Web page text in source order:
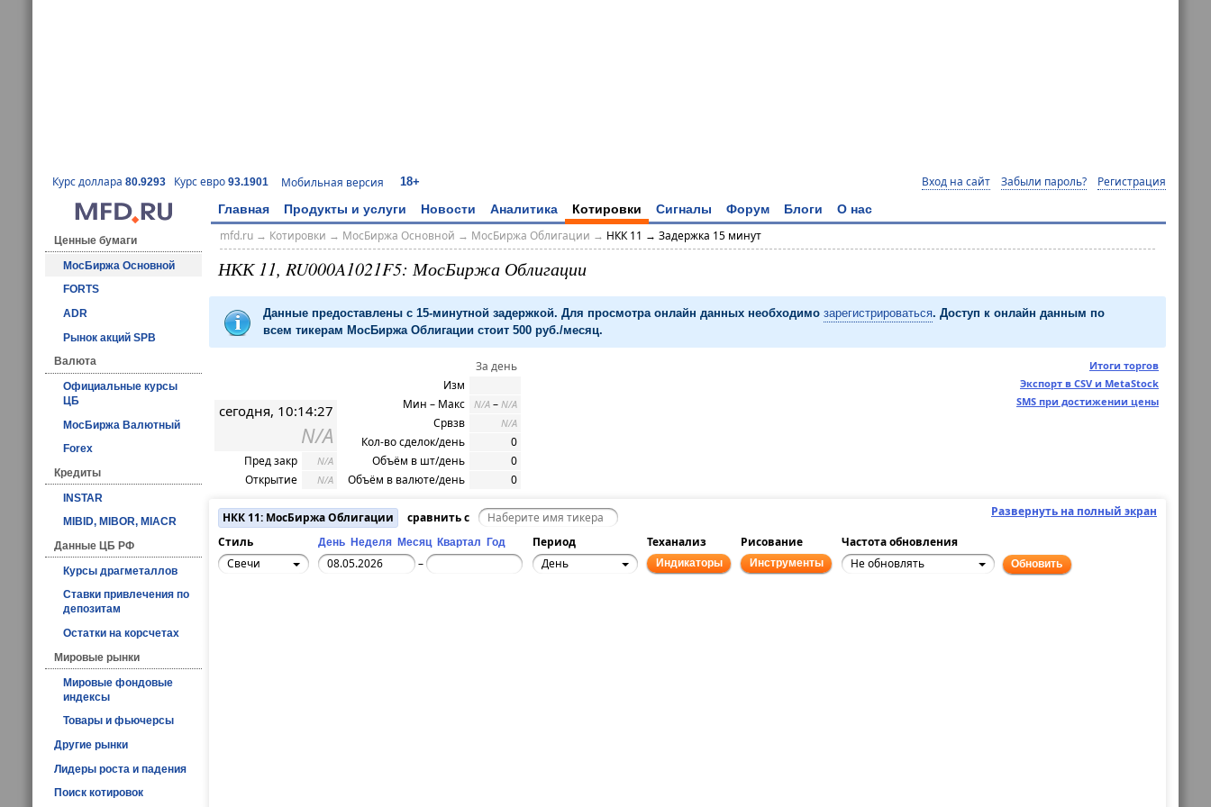
Курс доллара 80.9293 Курс евро 93.1901 Мобильная версия 18+ Вход на сайт Забыли пароль? Регистрация
Главная Продукты и услуги Новости Аналитика Котировки Сигналы Форум Блоги О нас
Ценные бумаги
МосБиржа Основной
FORTS
ADR
Рынок акций SPB
Валюта
Официальные курсы
ЦБ
МосБиржа Валютный
Forex
Кредиты
INSTAR
MIBID, MIBOR, MIACR
Данные ЦБ РФ
Курсы драгметаллов
Ставки привлечения по
депозитам
Остатки на корсчетах
Мировые рынки
Мировые фондовые
индексы
Товары и фьючерсы
Другие рынки
Лидеры роста и падения
Поиск котировок
mfd.ru→ Котировки → МосБиржа Основной → МосБиржа Облигации → НКК 11 → Задержка 15 минут
НКК 11, RU000A1021F5: МосБиржа Облигации
Данные предоставлены с 15-минутной задержкой. Для просмотра онлайн данных необходимо зарегистрироваться. Доступ к онлайн данным по
всем тикерам МосБиржа Облигации стоит 500 руб./месяц.
Итоги торгов
Экспорт в CSV и MetaStock
SMS при достижении цены
сегодня, 10:14:27
N/A
Пред закр N/A
Открытие N/A
За день
Изм
Мин – Макс
N/A – N/A
Срвзв N/A
Кол-во сделок/день
0
Объём в шт/день
0
Объём в валюте/день
0
Развернуть на полный экран
НКК 11: МосБиржа Облигации
сравнить с
Стиль
День Неделя Месяц Квартал Год Период Теханализ Рисование
Частота обновления
Свечи
– День Индикаторы Инструменты Не обновлять Обновить